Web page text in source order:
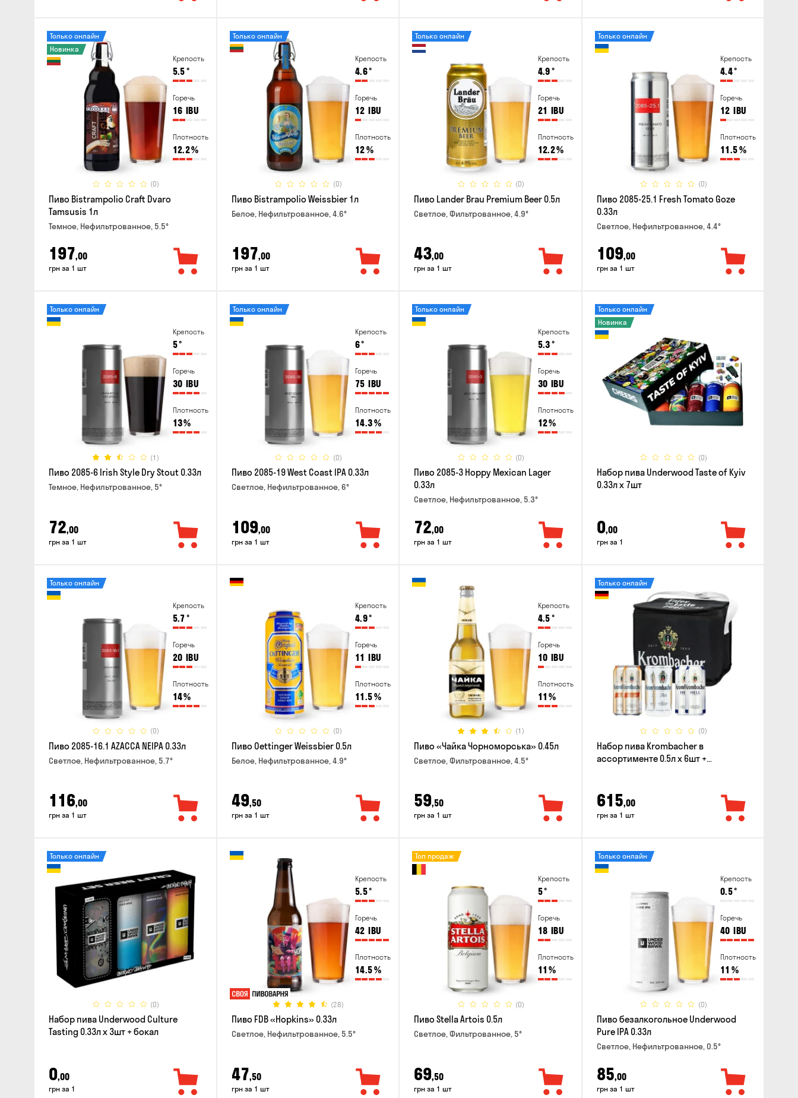
Крепость
5.5°
Горечь
16 IBU
Плотность
12.2%
(0)
Только онлайн
Новинка
Пиво Bistrampolio Craft Dvaro
Tamsusis 1л
Темное, Нефильтрованное, 5.5°
197,00
грн за 1 шт
Крепость
4.6°
Горечь
12 IBU
Плотность
12%
(0)
Только онлайн
Пиво Bistrampolio Weissbier 1л
Белое, Нефильтрованное, 4.6°
197,00
грн за 1 шт
Крепость
4.9°
Горечь
21 IBU
Плотность
12.2%
(0)
Только онлайн
Пиво Lander Brau Premium Beer 0.5л
Светлое, Фильтрованное, 4.9°
43,00
грн за 1 шт
Крепость
4.4°
Горечь
12 IBU
Плотность
11.5%
(0)
Только онлайн
Пиво 2085-25.1 Fresh Tomato Goze
0.33л
Светлое, Нефильтрованное, 4.4°
109,00
грн за 1 шт
Крепость
5°
Горечь
30 IBU
Плотность
13%
(1)
Только онлайн
Пиво 2085-6 Irish Style Dry Stout 0.33л
Темное, Нефильтрованное, 5°
72,00
грн за 1 шт
Крепость
6°
Горечь
75 IBU
Плотность
14.3%
(0)
Только онлайн
Пиво 2085-19 West Coast IPA 0.33л
Светлое, Нефильтрованное, 6°
109,00
грн за 1 шт
Крепость
5.3°
Горечь
30 IBU
Плотность
12%
(0)
Только онлайн
Пиво 2085-3 Hoppy Mexican Lager
0.33л
Светлое, Нефильтрованное, 5.3°
72,00
грн за 1 шт
(0)
Только онлайн
Новинка
Набор пива Underwood Taste of Kyiv
0.33л x 7шт
0,00
грн за 1
Крепость
5.7°
Горечь
20 IBU
Плотность
14%
(0)
Только онлайн
Пиво 2085-16.1 AZACCA NEIPA 0.33л
Светлое, Нефильтрованное, 5.7°
116,00
грн за 1 шт
Крепость
4.9°
Горечь
11 IBU
Плотность
11.5%
(0)
Пиво Oettinger Weissbier 0.5л
Белое, Нефильтрованное, 4.9°
49,50
грн за 1 шт
Крепость
4.5°
Горечь
10 IBU
Плотность
11 %
(1)
Пиво «Чайка Чорноморська» 0.45л
Светлое, Фильтрованное, 4.5°
59,50
грн за 1 шт
(0)
Только онлайн
Набор пива Krombacher в
ассортименте 0.5л х 6шт +
615,00
грн за 1 шт
(0)
Только онлайн
Набор пива Underwood Culture
Tasting 0.33л x 3шт + бокал
0,00
грн за 1
Крепость
5.5°
Горечь
42 IBU
Плотность
14.5%
(28)
Пиво FDB «Hopkins» 0.33л
Светлое, Нефильтрованное, 5.5°
47,50
грн за 1 шт
Крепость
5°
Горечь
18 IBU
Плотность
11 %
(0)
Топ продаж
Пиво Stella Artois 0.5л
Светлое, Фильтрованное, 5°
69,50
грн за 1 шт
Крепость
0.5°
Горечь
40 IBU
Плотность
11 %
(0)
Только онлайн
Пиво безалкогольное Underwood
Pure IPA 0.33л
Светлое, Нефильтрованное, 0.5°
85,00
грн за 1 шт